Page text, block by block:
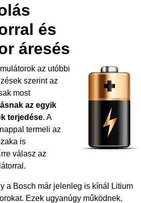
és
áresés
az utóbbi
szerint az
most
az egyik
terjedése. A
termeli az
is
válasz az
a Bosch már jelenleg is kínál Litium
Ezek ugyanúgy működnek,